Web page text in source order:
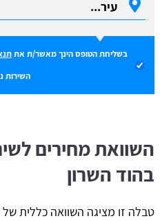
בשליחת הטופס הינך מאשר/ת את
השירות
השוואת מחירים
בהוד השרון
טבלה זו מציגה השוואה כללית של